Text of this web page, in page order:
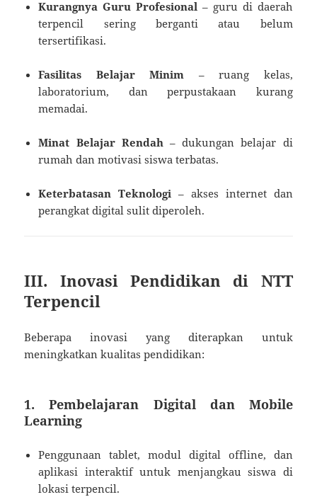
Kurangnya Guru Profesional – guru di daerah
terpencil sering berganti atau belum
tersertifikasi.
Fasilitas Belajar Minim – ruang kelas,
laboratorium, dan perpustakaan kurang
memadai.
Minat Belajar Rendah– dukungan belajar di
rumah dan motivasi siswa terbatas.
Keterbatasan Teknologi – akses internet dan
perangkat digital sulit diperoleh.
III. Inovasi Pendidikan di NTT
Terpencil
Beberapa inovasi yang diterapkan untuk
meningkatkan kualitas pendidikan:
1. Pembelajaran Digital dan Mobile
Learning
Penggunaan tablet, modul digital offline, dan
aplikasi interaktif untuk menjangkau siswa di
lokasi terpencil.